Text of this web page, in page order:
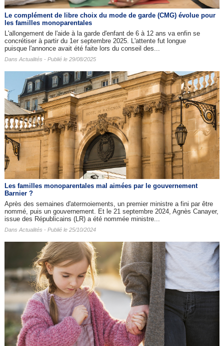
Le complément de libre choix du mode de garde (CMG) évolue pour
les familles monoparentales
L'allongement de l'aide à la garde d'enfant de 6 à 12 ans va enfin se
concrétiser à partir du 1er septembre 2025. L'attente fut longue
puisque l'annonce avait été faite lors du conseil des...
Dans Actualités - Publié le 29/08/2025
Les familles monoparentales mal aimées par le gouvernement
Barnier ?
Après des semaines d'atermoiements, un premier ministre a fini par être
nommé, puis un gouvernement. Et le 21 septembre 2024, Agnès Canayer,
issue des Républicains (LR) a été nommée ministre...
Dans Actualités - Publié le 25/10/2024